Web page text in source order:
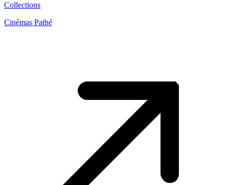
Collections
Cinémas Pathé